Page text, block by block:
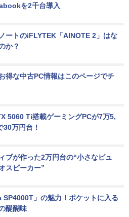
を2千台導入
ートのiFLYTEK「AINOTE 2」はな
か？
得な中古PC情報はこのページでチ
5060 Ti搭載ゲーミングPCが7万5,
30万円台！
ブが作った2万円台の“小さなピュ
スピーカー”
SP4000T」の魅力！ポケットに入る
醍醐味